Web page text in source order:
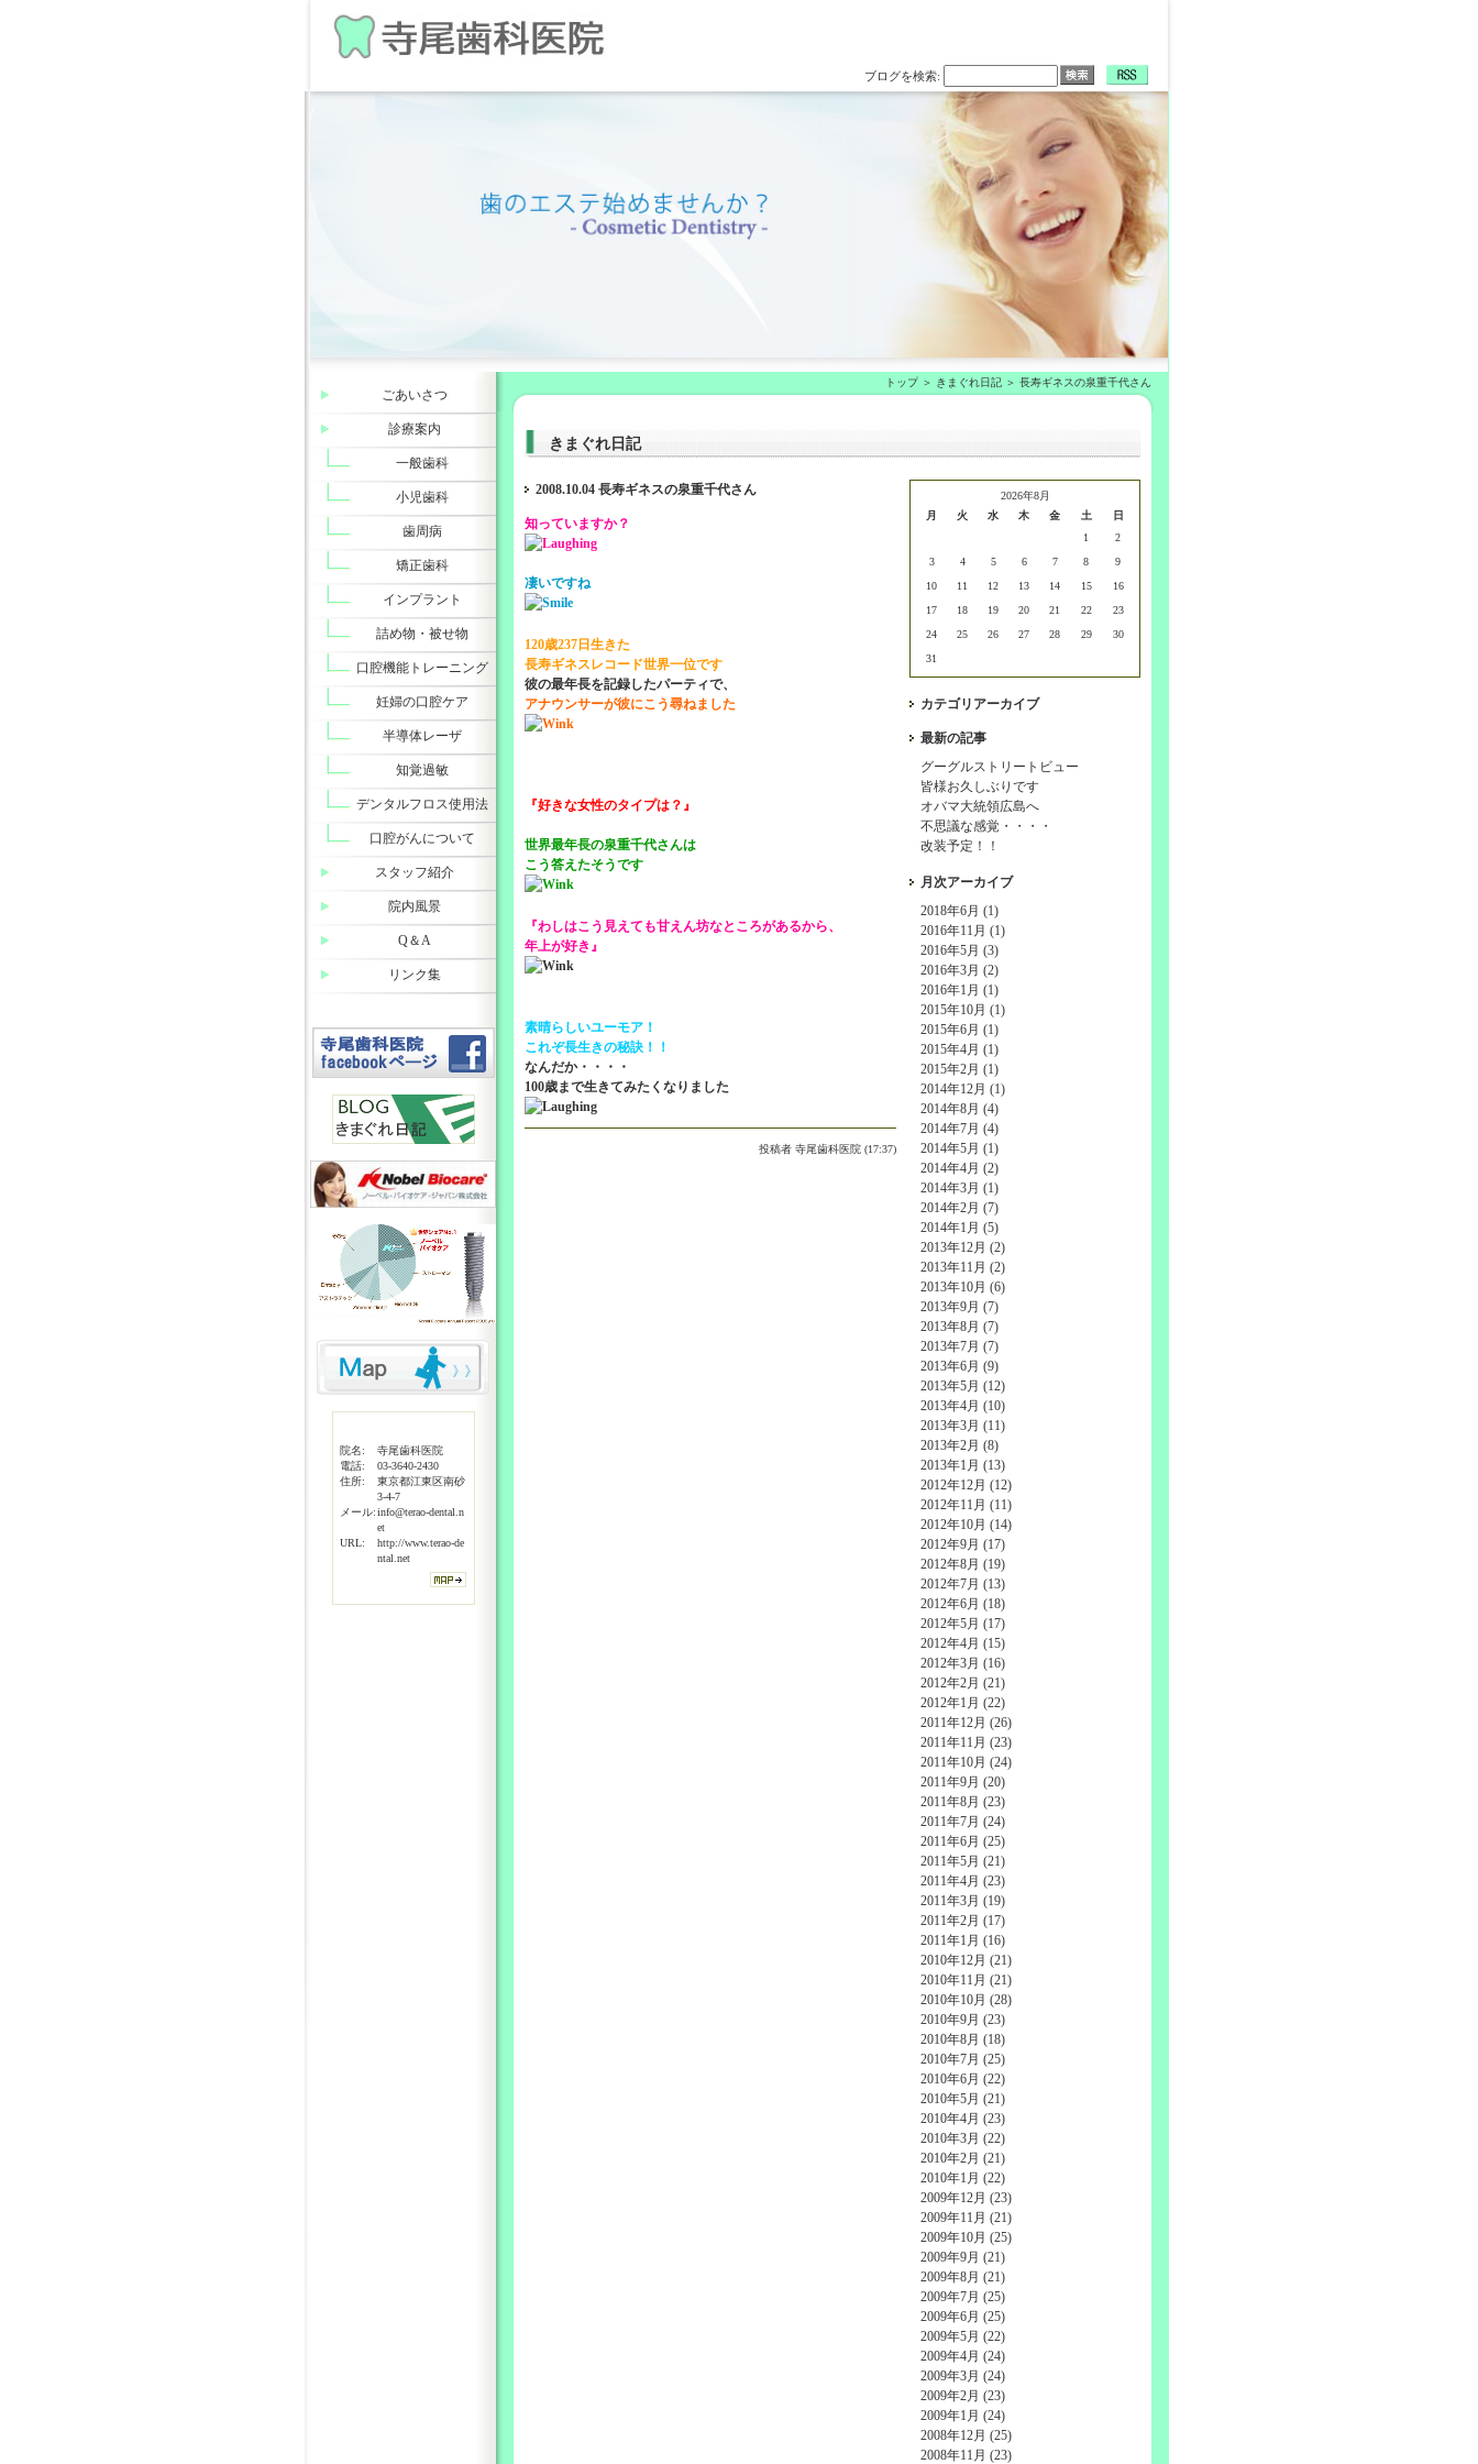
ブログを検索:
トップ きまぐれ日記 長寿ギネスの泉重千代さん
きまぐれ日記
2008.10.04 長寿ギネスの泉重千代さん
知っていますか？
凄いですね
120歳237日生きた
長寿ギネスレコード世界一位です
彼の最年長を記録したパーティで、
アナウンサーが彼にこう尋ねました
『好きな女性のタイプは？』
世界最年長の泉重千代さんは
こう答えたそうです
『わしはこう見えても甘えん坊なところがあるから、
年上が好き』
素晴らしいユーモア！
これぞ長生きの秘訣！！
なんだか・・・・
100歳まで生きてみたくなりました
投稿者寺尾歯科医院 (17:37)
2026年8月
月
火 水 木 金 土
日
1
2
3
4 5 6 7 8
9
10
11 12 13 14 15
16
17
18 19 20 21 22
23
24
25 26 27 28 29
30
31
カテゴリアーカイブ
最新の記事
グーグルストリートビュー
皆様お久しぶりです
オバマ大統領広島へ
不思議な感覚・・・・
改装予定！！
月次アーカイブ
2018年6月 (1)
2016年11月 (1)
2016年5月 (3)
2016年3月 (2)
2016年1月 (1)
2015年10月 (1)
2015年6月 (1)
2015年4月 (1)
2015年2月 (1)
2014年12月 (1)
2014年8月 (4)
2014年7月 (4)
2014年5月 (1)
2014年4月 (2)
2014年3月 (1)
2014年2月 (7)
2014年1月 (5)
2013年12月 (2)
2013年11月 (2)
2013年10月 (6)
2013年9月 (7)
2013年8月 (7)
2013年7月 (7)
2013年6月 (9)
2013年5月 (12)
2013年4月 (10)
2013年3月 (11)
2013年2月 (8)
2013年1月 (13)
2012年12月 (12)
2012年11月 (11)
2012年10月 (14)
2012年9月 (17)
2012年8月 (19)
2012年7月 (13)
2012年6月 (18)
2012年5月 (17)
2012年4月 (15)
2012年3月 (16)
2012年2月 (21)
2012年1月 (22)
2011年12月 (26)
2011年11月 (23)
2011年10月 (24)
2011年9月 (20)
2011年8月 (23)
2011年7月 (24)
2011年6月 (25)
2011年5月 (21)
2011年4月 (23)
2011年3月 (19)
2011年2月 (17)
2011年1月 (16)
2010年12月 (21)
2010年11月 (21)
2010年10月 (28)
2010年9月 (23)
2010年8月 (18)
2010年7月 (25)
2010年6月 (22)
2010年5月 (21)
2010年4月 (23)
2010年3月 (22)
2010年2月 (21)
2010年1月 (22)
2009年12月 (23)
2009年11月 (21)
2009年10月 (25)
2009年9月 (21)
2009年8月 (21)
2009年7月 (25)
2009年6月 (25)
2009年5月 (22)
2009年4月 (24)
2009年3月 (24)
2009年2月 (23)
2009年1月 (24)
2008年12月 (25)
2008年11月 (23)
ごあいさつ
診療案内
一般歯科
小児歯科
歯周病
矯正歯科
インプラント
詰め物・被せ物
口腔機能トレーニング
妊婦の口腔ケア
半導体レーザ
知覚過敏
デンタルフロス使用法
口腔がんについて
スタッフ紹介
院内風景
Q＆A
リンク集
院名:
寺尾歯科医院
電話:
03-3640-2430
住所:
東京都江東区南砂
3-4-7
メール:info@terao-dental.n
et
URL:
http://www.terao-de
ntal.net